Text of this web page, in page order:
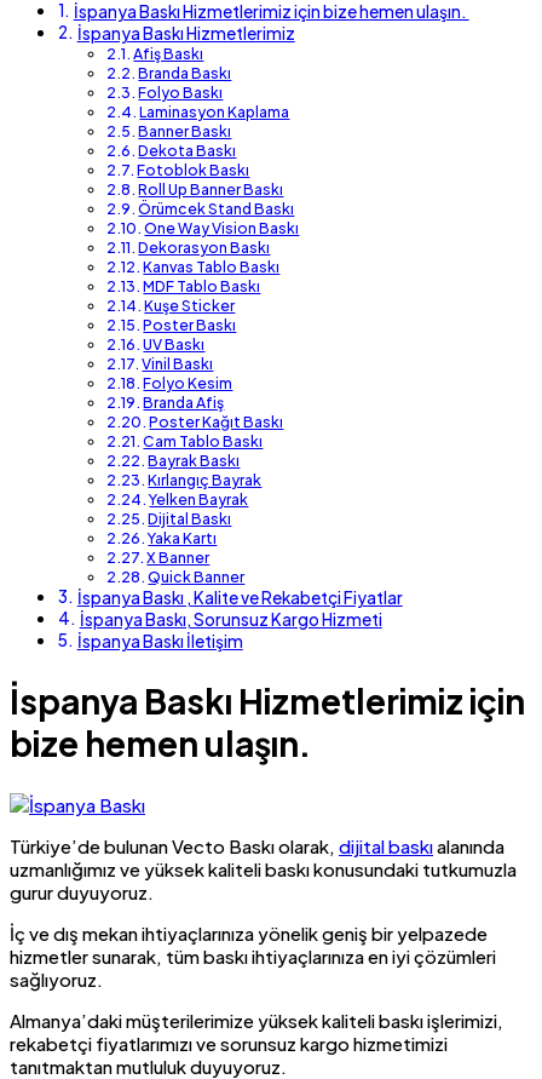
İspanya Baskı Hizmetlerimiz için bize hemen ulaşın.
İspanya Baskı Hizmetlerimiz
Afiş Baskı
Branda Baskı
Folyo Baskı
Laminasyon Kaplama
Banner Baskı
Dekota Baskı
Fotoblok Baskı
Roll Up Banner Baskı
Örümcek Stand Baskı
One Way Vision Baskı
Dekorasyon Baskı
Kanvas Tablo Baskı
MDF Tablo Baskı
Kuşe Sticker
Poster Baskı
UV Baskı
Vinil Baskı
Folyo Kesim
Branda Afiş
Poster Kağıt Baskı
Cam Tablo Baskı
Bayrak Baskı
Kırlangıç Bayrak
Yelken Bayrak
Dijital Baskı
Yaka Kartı
X Banner
Quick Banner
İspanya Baskı , Kalite ve Rekabetçi Fiyatlar
İspanya Baskı, Sorunsuz Kargo Hizmeti
İspanya Baskı İletişim
İspanya Baskı Hizmetlerimiz için
bize hemen ulaşın.
Türkiye’de bulunan Vecto Baskı olarak, dijital baskıalanında
uzmanlığımız ve yüksek kaliteli baskı konusundaki tutkumuzla
gurur duyuyoruz.
İç ve dış mekan ihtiyaçlarınıza yönelik geniş bir yelpazede
hizmetler sunarak, tüm baskı ihtiyaçlarınıza en iyi çözümleri
sağlıyoruz.
Almanya’daki müşterilerimize yüksek kaliteli baskı işlerimizi,
rekabetçi fiyatlarımızı ve sorunsuz kargo hizmetimizi
tanıtmaktan mutluluk duyuyoruz.